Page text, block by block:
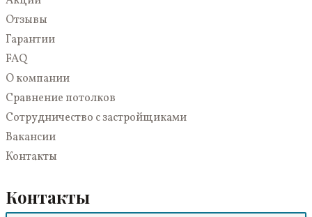
Отзывы
Гарантии
FAQ
О компании
Сравнение потолков
Сотрудничество с застройщиками
Вакансии
Контакты
Контакты